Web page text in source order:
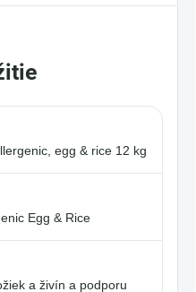
egg & rice 12 kg
Egg & Rice
a živín a podporu